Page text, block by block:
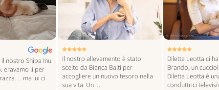
nostro Shiba Inu
eravamo lì per
ma lui ci
© foto vogue italia
Il nostro allevamento è stato
scelto da Bianca Balti per
accogliere un nuovo tesoro nella
sua vita. Un…
© foto instagram
Diletta Leotta ci
Brando, un
Diletta Leotta è
conduttrici